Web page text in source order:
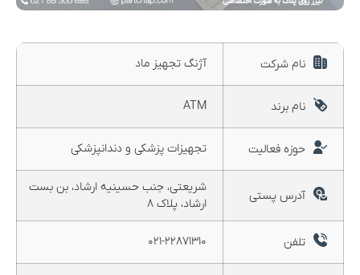
نام شرکت آژنگ تجهیز ماد
نام برند ATM
حوزه فعالیت تجهیزات پزشکی و دندانپزشکی
آدرس پستی
شریعتی، جنب حسینیه ارشاد، بن بست
ارشاد، پلاک ۸
تلفن ۰۲۱-۲۲۸۷۱۳۱۰